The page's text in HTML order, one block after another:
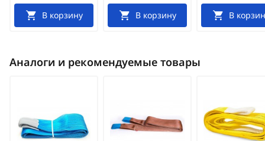
В корзину В корзину В
Аналоги и рекомендуемые товары